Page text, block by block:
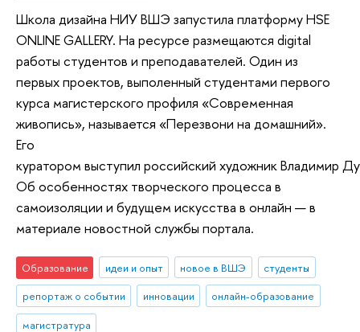
Школа дизайна НИУ ВШЭ запустила платформу HSE
ONLINE GALLERY. На ресурсе размещаются digital
работы студентов и преподавателей. Один из
первых проектов, выполенный студентами первого
курса магистерского профиля «Современная
живопись», называется «Перезвони на домашний».
Его
куратором выступил российский художник Владимир
Об особенностях творческого процесса в
самоизоляции и будущем искусства в онлайн — в
материале новостной службы портала.
Образование идеи и опыт новое в ВШЭ
студенты
репортаж о событии
инновации
онлайн-образование
магистратура